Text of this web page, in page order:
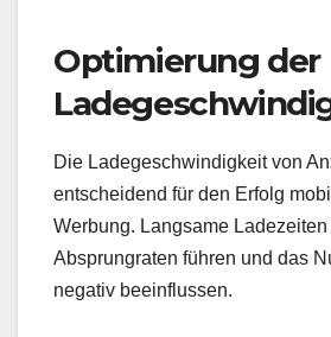
Optimierung der
Die Ladegeschwindigkeit von
entscheidend für den Erfolg
Werbung. Langsame
Absprungraten führen und das
negativ beeinflussen.